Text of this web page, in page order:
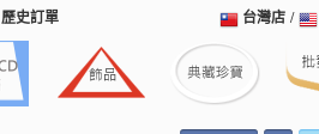
歷史訂單 /
台灣店